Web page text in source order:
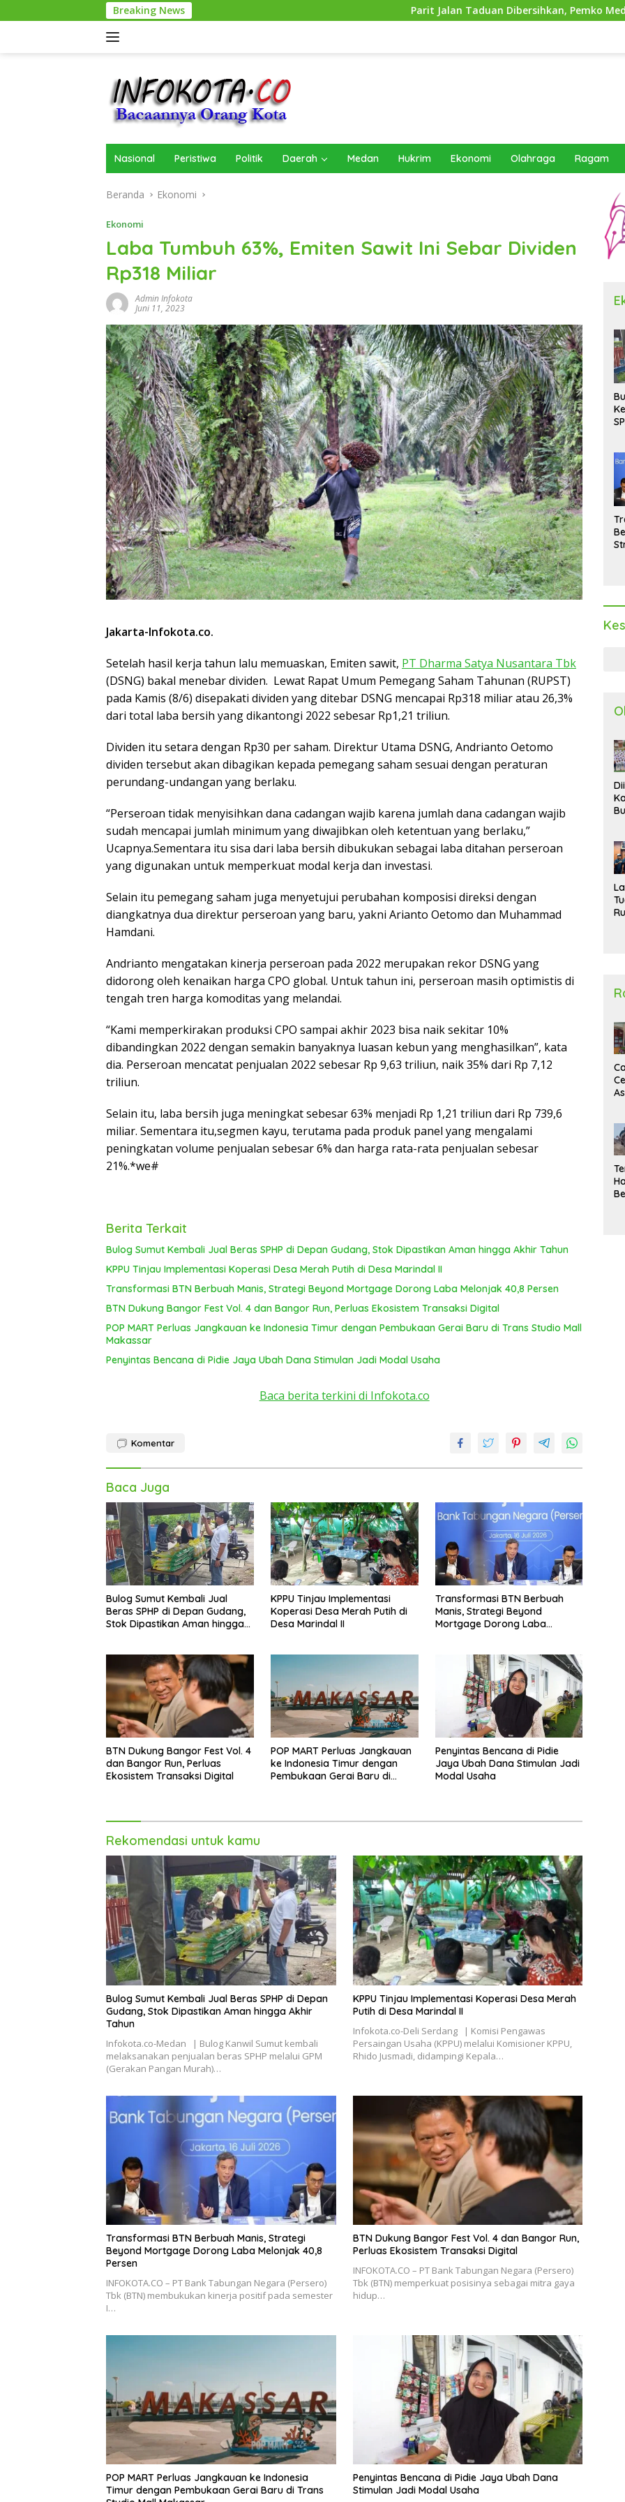
ke
Breaking News Parit Jalan Taduan Dibersihkan, Pemko Medan Siapkan
Nasional Peristiwa Politik Daerah Medan Hukrim Ekonomi Olahraga Ragam
Beranda Ekonomi
Ekonomi
Laba Tumbuh 63%, Emiten Sawit Ini Sebar Dividen
Rp318 Miliar
Admin Infokota
Juni 11, 2023
Jakarta-Infokota.co.
Setelah hasil kerja tahun lalu memuaskan, Emiten sawit, PT Dharma Satya Nusantara Tbk
(DSNG) bakal menebar dividen. Lewat Rapat Umum Pemegang Saham Tahunan (RUPST)
pada Kamis (8/6) disepakati dividen yang ditebar DSNG mencapai Rp318 miliar atau 26,3%
dari total laba bersih yang dikantongi 2022 sebesar Rp1,21 triliun.
Dividen itu setara dengan Rp30 per saham. Direktur Utama DSNG, Andrianto Oetomo
dividen tersebut akan dibagikan kepada pemegang saham sesuai dengan peraturan
perundang-undangan yang berlaku.
“Perseroan tidak menyisihkan dana cadangan wajib karena jumlah dana cadangan wajib
sudah mencapai jumlah minimum yang diwajibkan oleh ketentuan yang berlaku,”
Ucapnya.Sementara itu sisa dari laba bersih dibukukan sebagai laba ditahan perseroan
yang digunakan untuk memperkuat modal kerja dan investasi.
Selain itu pemegang saham juga menyetujui perubahan komposisi direksi dengan
diangkatnya dua direktur perseroan yang baru, yakni Arianto Oetomo dan Muhammad
Hamdani.
Andrianto mengatakan kinerja perseroan pada 2022 merupakan rekor DSNG yang
didorong oleh kenaikan harga CPO global. Untuk tahun ini, perseroan masih optimistis di
tengah tren harga komoditas yang melandai.
“Kami memperkirakan produksi CPO sampai akhir 2023 bisa naik sekitar 10%
dibandingkan 2022 dengan semakin banyaknya luasan kebun yang menghasilkan”, kata
dia. Perseroan mencatat penjualan 2022 sebesar Rp 9,63 triliun, naik 35% dari Rp 7,12
triliun.
Selain itu, laba bersih juga meningkat sebesar 63% menjadi Rp 1,21 triliun dari Rp 739,6
miliar. Sementara itu,segmen kayu, terutama pada produk panel yang mengalami
peningkatan volume penjualan sebesar 6% dan harga rata-rata penjualan sebesar
21%.*we#
Berita Terkait
Bulog Sumut Kembali Jual Beras SPHP di Depan Gudang, Stok Dipastikan Aman hingga Akhir Tahun
KPPU Tinjau Implementasi Koperasi Desa Merah Putih di Desa Marindal II
Transformasi BTN Berbuah Manis, Strategi Beyond Mortgage Dorong Laba Melonjak 40,8 Persen
BTN Dukung Bangor Fest Vol. 4 dan Bangor Run, Perluas Ekosistem Transaksi Digital
POP MART Perluas Jangkauan ke Indonesia Timur dengan Pembukaan Gerai Baru di Trans Studio Mall
Makassar
Penyintas Bencana di Pidie Jaya Ubah Dana Stimulan Jadi Modal Usaha
Baca berita terkini di Infokota.co
Komentar
Baca Juga
Bulog Sumut Kembali Jual
Beras SPHP di Depan Gudang,
Stok Dipastikan Aman hingga
KPPU Tinjau Implementasi
Koperasi Desa Merah Putih di
Desa Marindal II
Transformasi BTN Berbuah
Manis, Strategi Beyond
Mortgage Dorong Laba
BTN Dukung Bangor Fest Vol. 4
dan Bangor Run, Perluas
Ekosistem Transaksi Digital
POP MART Perluas Jangkauan
ke Indonesia Timur dengan
Pembukaan Gerai Baru di
Penyintas Bencana di Pidie
Jaya Ubah Dana Stimulan Jadi
Modal Usaha
Rekomendasi untuk kamu
Bulog Sumut Kembali Jual Beras SPHP di Depan
Gudang, Stok Dipastikan Aman hingga Akhir
Tahun
Infokota.co-Medan | Bulog Kanwil Sumut kembali
melaksanakan penjualan beras SPHP melalui GPM
(Gerakan Pangan Murah)…
KPPU Tinjau Implementasi Koperasi Desa Merah
Putih di Desa Marindal II
Infokota.co-Deli Serdang | Komisi Pengawas
Persaingan Usaha (KPPU) melalui Komisioner KPPU,
Rhido Jusmadi, didampingi Kepala…
Transformasi BTN Berbuah Manis, Strategi
Beyond Mortgage Dorong Laba Melonjak 40,8
Persen
INFOKOTA.CO – PT Bank Tabungan Negara (Persero)
Tbk (BTN) membukukan kinerja positif pada semester
I…
BTN Dukung Bangor Fest Vol. 4 dan Bangor Run,
Perluas Ekosistem Transaksi Digital
INFOKOTA.CO – PT Bank Tabungan Negara (Persero)
Tbk (BTN) memperkuat posisinya sebagai mitra gaya
hidup…
POP MART Perluas Jangkauan ke Indonesia
Timur dengan Pembukaan Gerai Baru di Trans
Penyintas Bencana di Pidie Jaya Ubah Dana
Stimulan Jadi Modal Usaha